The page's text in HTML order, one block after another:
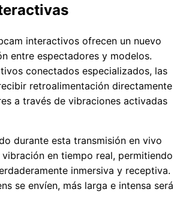
interactivos ofrecen un nuevo
entre espectadores y modelos.
conectados especializados, las
retroalimentación directamente
a través de vibraciones activadas
durante esta transmisión en vivo
en tiempo real, permitiendo
inmersiva y receptiva.
se envíen, más larga e intensa será